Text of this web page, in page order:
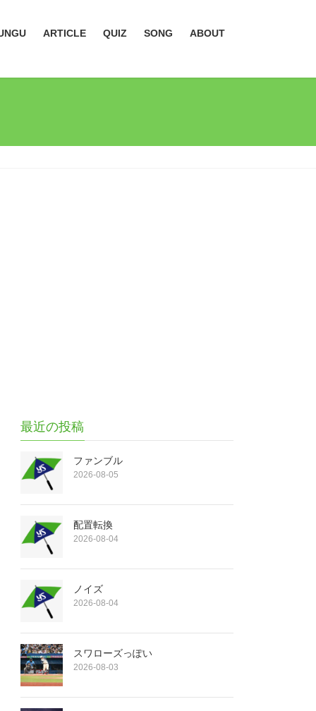
ARTICLE QUIZ SONG ABOUT
最近の投稿
ファンブル
2026-08-05
配置転換
2026-08-04
ノイズ
2026-08-04
スワローズっぽい
2026-08-03